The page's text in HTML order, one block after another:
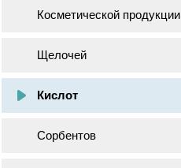
Косметической продукции
Щелочей
Кислот
Сорбентов